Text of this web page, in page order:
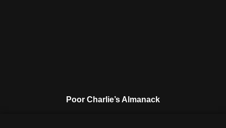
Poor Charlie’s Almanack